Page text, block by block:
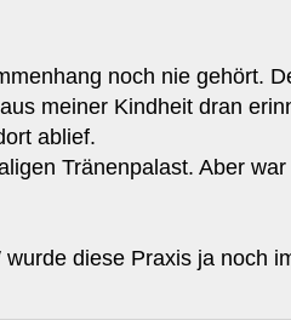
noch nie gehört.
meiner Kindheit dran
ablief.
Tränenpalast. Aber
diese Praxis ja noch